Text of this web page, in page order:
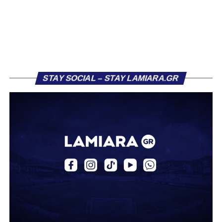
«Ο Α.Ο. Σαρωνικός Αναβύσσου ανακοινώνει την
περσινή σεζόν πραγματοποίησε γεμάτη χρονιά στη Γ’
Στο παρελθόν αγωνίστηκε στην ΑΕΚ Β’, με την οποία
κατέγραψε 10 συμμετοχές στη Super League 2, καθώς
επίσης σε Εθνικό και Ζάκυνθο. Ξεκίνησε την καριέρα του
STAY SOCIAL – STAY LAMIARA.GR